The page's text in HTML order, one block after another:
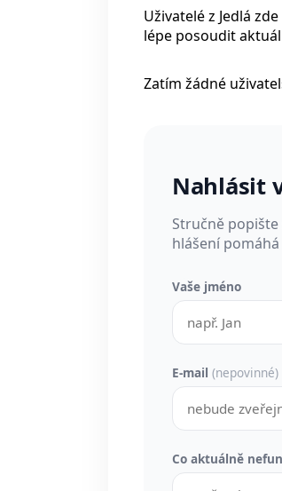
Uživatelé z Jedlá
lépe posoudit
Zatím žádné
Nahlásit
Stručně
hlášení
Vaše jméno
E-mail (nepovinné)
Co aktuálně